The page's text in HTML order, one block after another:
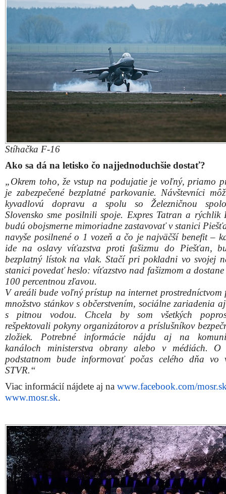
„Okrem toho, že vstup na podujatie je voľný, priamo
je zabezpečené bezplatné parkovanie. Návštevníci
kyvadlovú dopravu a spolu so Železničnou
Slovensko sme posilnili spoje. Expres Tatran a rýchlik
budú obojsmerne mimoriadne zastavovať v stanici
navyše posilnené o 1 vozeň a čo je najväčší benefit –
ide na oslavy víťazstva proti fašizmu do Piešťan,
bezplatný lístok na vlak. Stačí pri pokladni vo svojej
stanici povedať heslo: víťazstvo nad fašizmom a
100 percentnou zľavou.
V areáli bude voľný prístup na internet prostredníctvom
množstvo stánkov s občerstvením, sociálne zariadenia
s pitnou vodou. Chcela by som všetkých
rešpektovali pokyny organizátorov a príslušníkov
zložiek. Potrebné informácie nájdu aj na
kanáloch ministerstva obrany alebo v médiách. O
podstatnom bude informovať počas celého dňa vo
STVR.“
Viac informácií nájdete aj na www.facebook.com/
www.mosr.sk
Zdieľajte článok:
X Facebook WhatsApp E-mail
Ulož ako PDF
Napísal REDAKCIA
6. mája 2025 10:23. Článok je